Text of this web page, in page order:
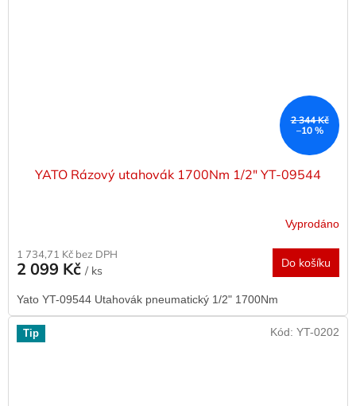
2 344 Kč
–10 %
YATO Rázový utahovák 1700Nm 1/2" YT-09544
Vyprodáno
1 734,71 Kč bez DPH
2 099 Kč / ks
Do košíku
Yato YT-09544 Utahovák pneumatický 1/2" 1700Nm
Tip Kód: YT-0202